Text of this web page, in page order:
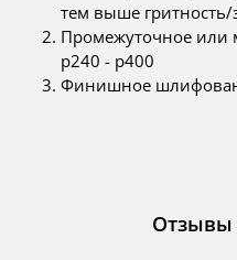
тем выше гритность/
Промежуточное
p240 - p400
Финишное
Отзывы